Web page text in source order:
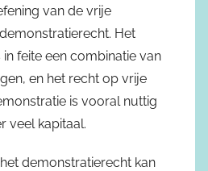
van de vrije
Het
feite een combinatie van
en het recht op vrije
is vooral nuttig
veel kapitaal.
demonstratierecht kan